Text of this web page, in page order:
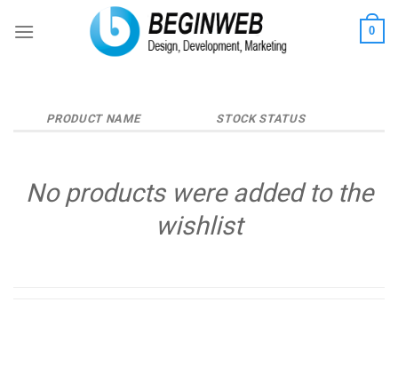
0
PRODUCT NAME STOCK STATUS
No products were added to the
wishlist